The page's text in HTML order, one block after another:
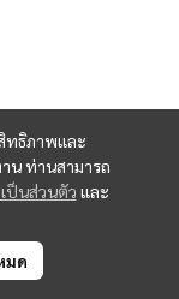
ทธิภาพและ
น ท่านสามารถ
ป็นส่วนตัว และ
มด